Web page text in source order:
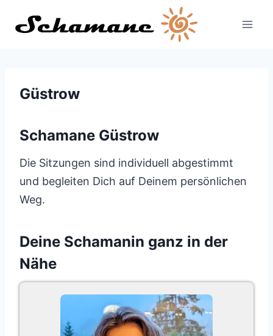
Inhalt
Güstrow
Schamane Güstrow
Die Sitzungen sind individuell abgestimmt
und begleiten Dich auf Deinem persönlichen
Weg.
Deine Schamanin ganz in der
Nähe